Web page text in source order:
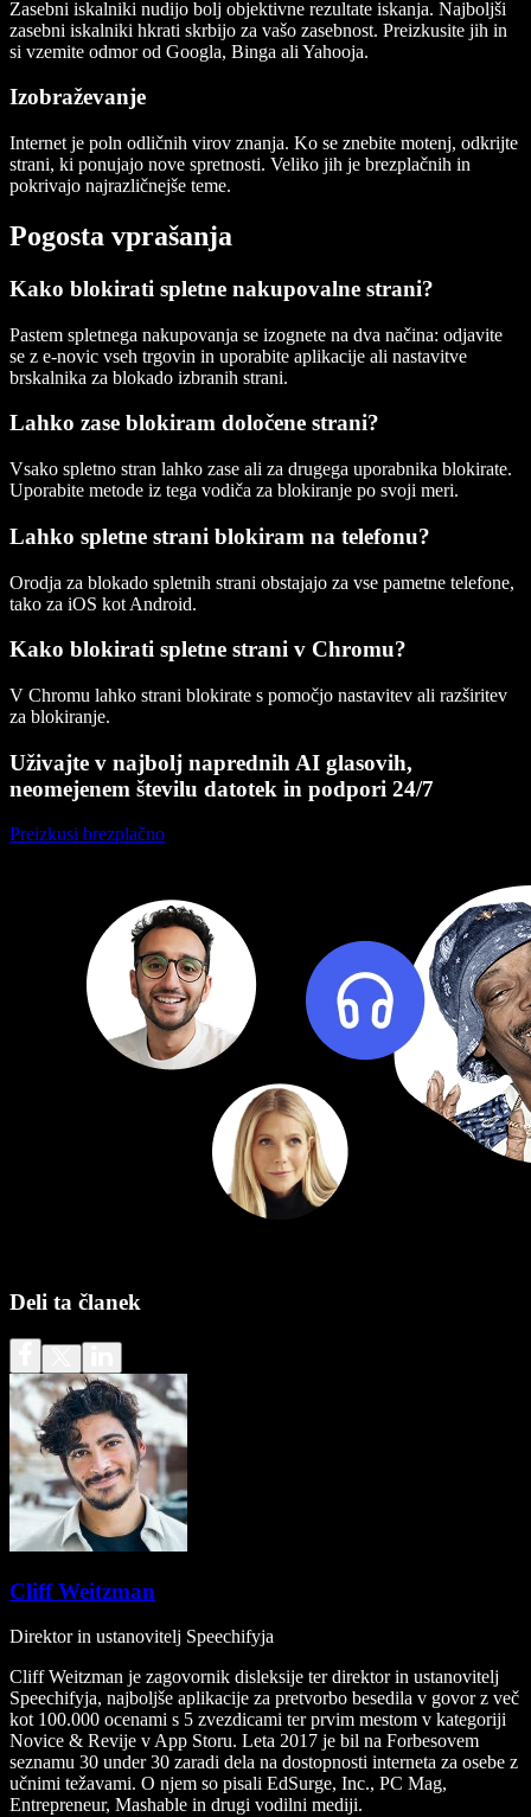
Zasebni iskalniki nudijo bolj objektivne rezultate iskanja. Najboljši
zasebni iskalniki hkrati skrbijo za vašo zasebnost. Preizkusite jih in
si vzemite odmor od Googla, Binga ali Yahooja.
Izobraževanje
Internet je poln odličnih virov znanja. Ko se znebite motenj, odkrijte
strani, ki ponujajo nove spretnosti. Veliko jih je brezplačnih in
pokrivajo najrazličnejše teme.
Pogosta vprašanja
Kako blokirati spletne nakupovalne strani?
Pastem spletnega nakupovanja se izognete na dva načina: odjavite
se z e-novic vseh trgovin in uporabite aplikacije ali nastavitve
brskalnika za blokado izbranih strani.
Lahko zase blokiram določene strani?
Vsako spletno stran lahko zase ali za drugega uporabnika blokirate.
Uporabite metode iz tega vodiča za blokiranje po svoji meri.
Lahko spletne strani blokiram na telefonu?
Orodja za blokado spletnih strani obstajajo za vse pametne telefone,
tako za iOS kot Android.
Kako blokirati spletne strani v Chromu?
V Chromu lahko strani blokirate s pomočjo nastavitev ali razširitev
za blokiranje.
Uživajte v najbolj naprednih AI glasovih,
neomejenem številu datotek in podpori 24/7
Preizkusi brezplačno
Deli ta članek
Cliff Weitzman
Direktor in ustanovitelj Speechifyja
Cliff Weitzman je zagovornik disleksije ter direktor in ustanovitelj
Speechifyja, najboljše aplikacije za pretvorbo besedila v govor z več
kot 100.000 ocenami s 5 zvezdicami ter prvim mestom v kategoriji
Novice & Revije v App Storu. Leta 2017 je bil na Forbesovem
seznamu 30 under 30 zaradi dela na dostopnosti interneta za osebe z
učnimi težavami. O njem so pisali EdSurge, Inc., PC Mag,
Entrepreneur, Mashable in drugi vodilni mediji.